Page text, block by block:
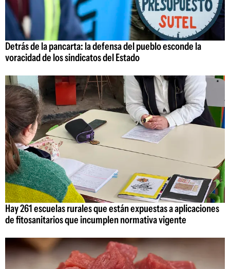
Detrás de la pancarta: la defensa del pueblo esconde la
voracidad de los sindicatos del Estado
Hay 261 escuelas rurales que están expuestas a aplicaciones
de fitosanitarios que incumplen normativa vigente